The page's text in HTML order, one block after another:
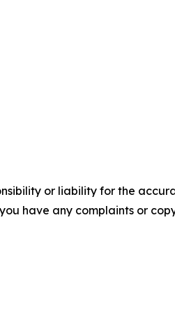
or liability for the
have any complaints or